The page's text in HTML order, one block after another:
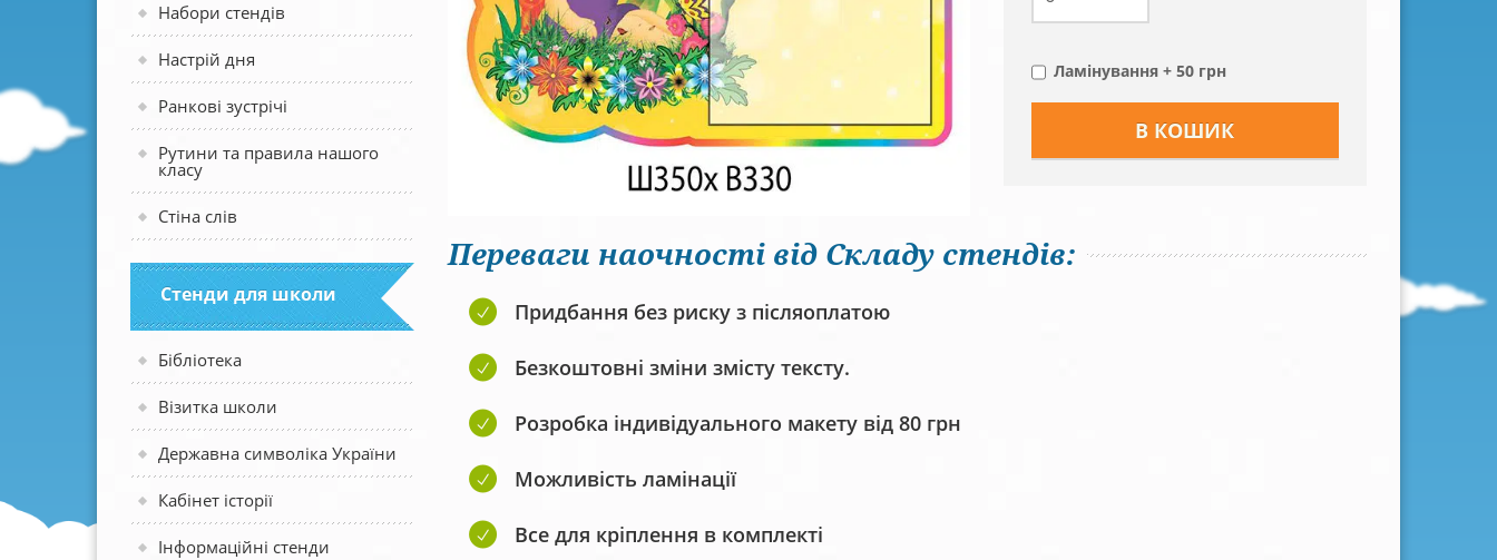
Набори стендів
Настрій дня
Ранкові зустрічі
Рутини та правила нашого
класу
Стіна слів
Стенди для школи
Бібліотека
Візитка школи
Державна символіка України
Кабінет історії
Інформаційні стенди
Ламінування + 50 грн
Переваги наочності від Складу стендів:
Придбання без риску з післяоплатою
Безкоштовні зміни змісту тексту.
Розробка індивідуального макету від 80 грн
Можливість ламінації
Все для кріплення в комплекті